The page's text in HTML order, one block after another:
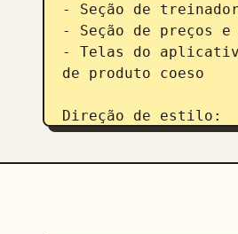
- Seção de
- Seção de preços
- Telas do
de produto coeso
Direção de estilo:
- Interface
- Estética de marca